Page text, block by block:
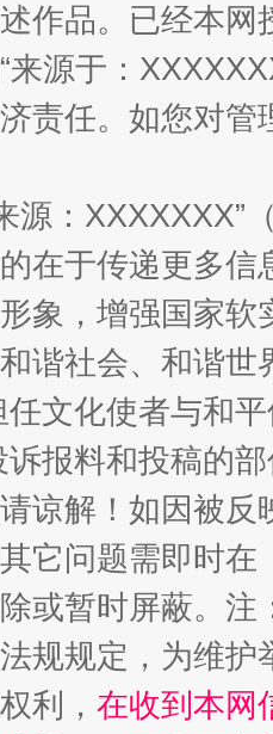
作品。已经本
来源于：
责任。如您对
源：
在于传递更多
象，增强国家
谐社会、和谐
任文化使者与和
报料和投稿的
谅解！如因被
它问题需即时在
或暂时屏蔽。
规规定，为维
利， 在收到本网